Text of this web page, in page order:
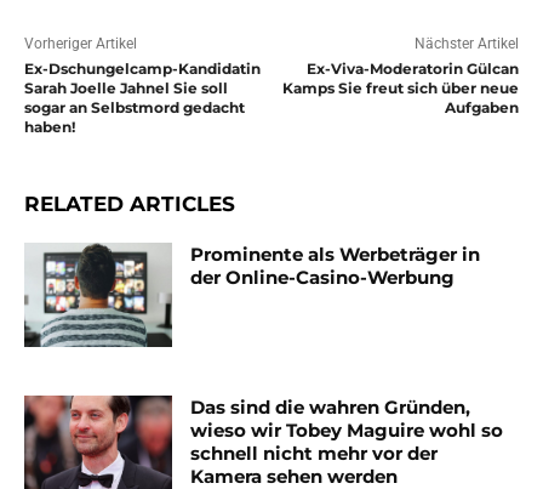
Vorheriger Artikel
Ex-Dschungelcamp-Kandidatin
Sarah Joelle Jahnel Sie soll
sogar an Selbstmord gedacht
haben!
Nächster Artikel
Ex-Viva-Moderatorin Gülcan
Kamps Sie freut sich über neue
Aufgaben
RELATED ARTICLES
Prominente als Werbeträger in
der Online-Casino-Werbung
Das sind die wahren Gründen,
wieso wir Tobey Maguire wohl so
schnell nicht mehr vor der
Kamera sehen werden